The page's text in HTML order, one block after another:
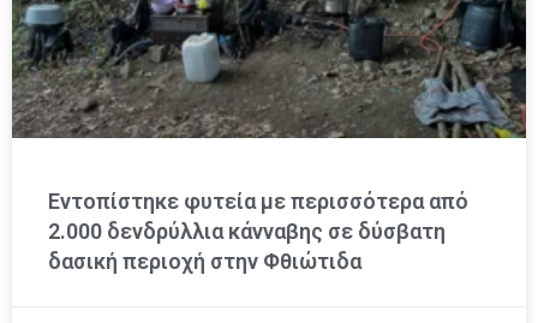
Εντοπίστηκε φυτεία με περισσότερα από
2.000 δενδρύλλια κάνναβης σε δύσβατη
δασική περιοχή στην Φθιώτιδα